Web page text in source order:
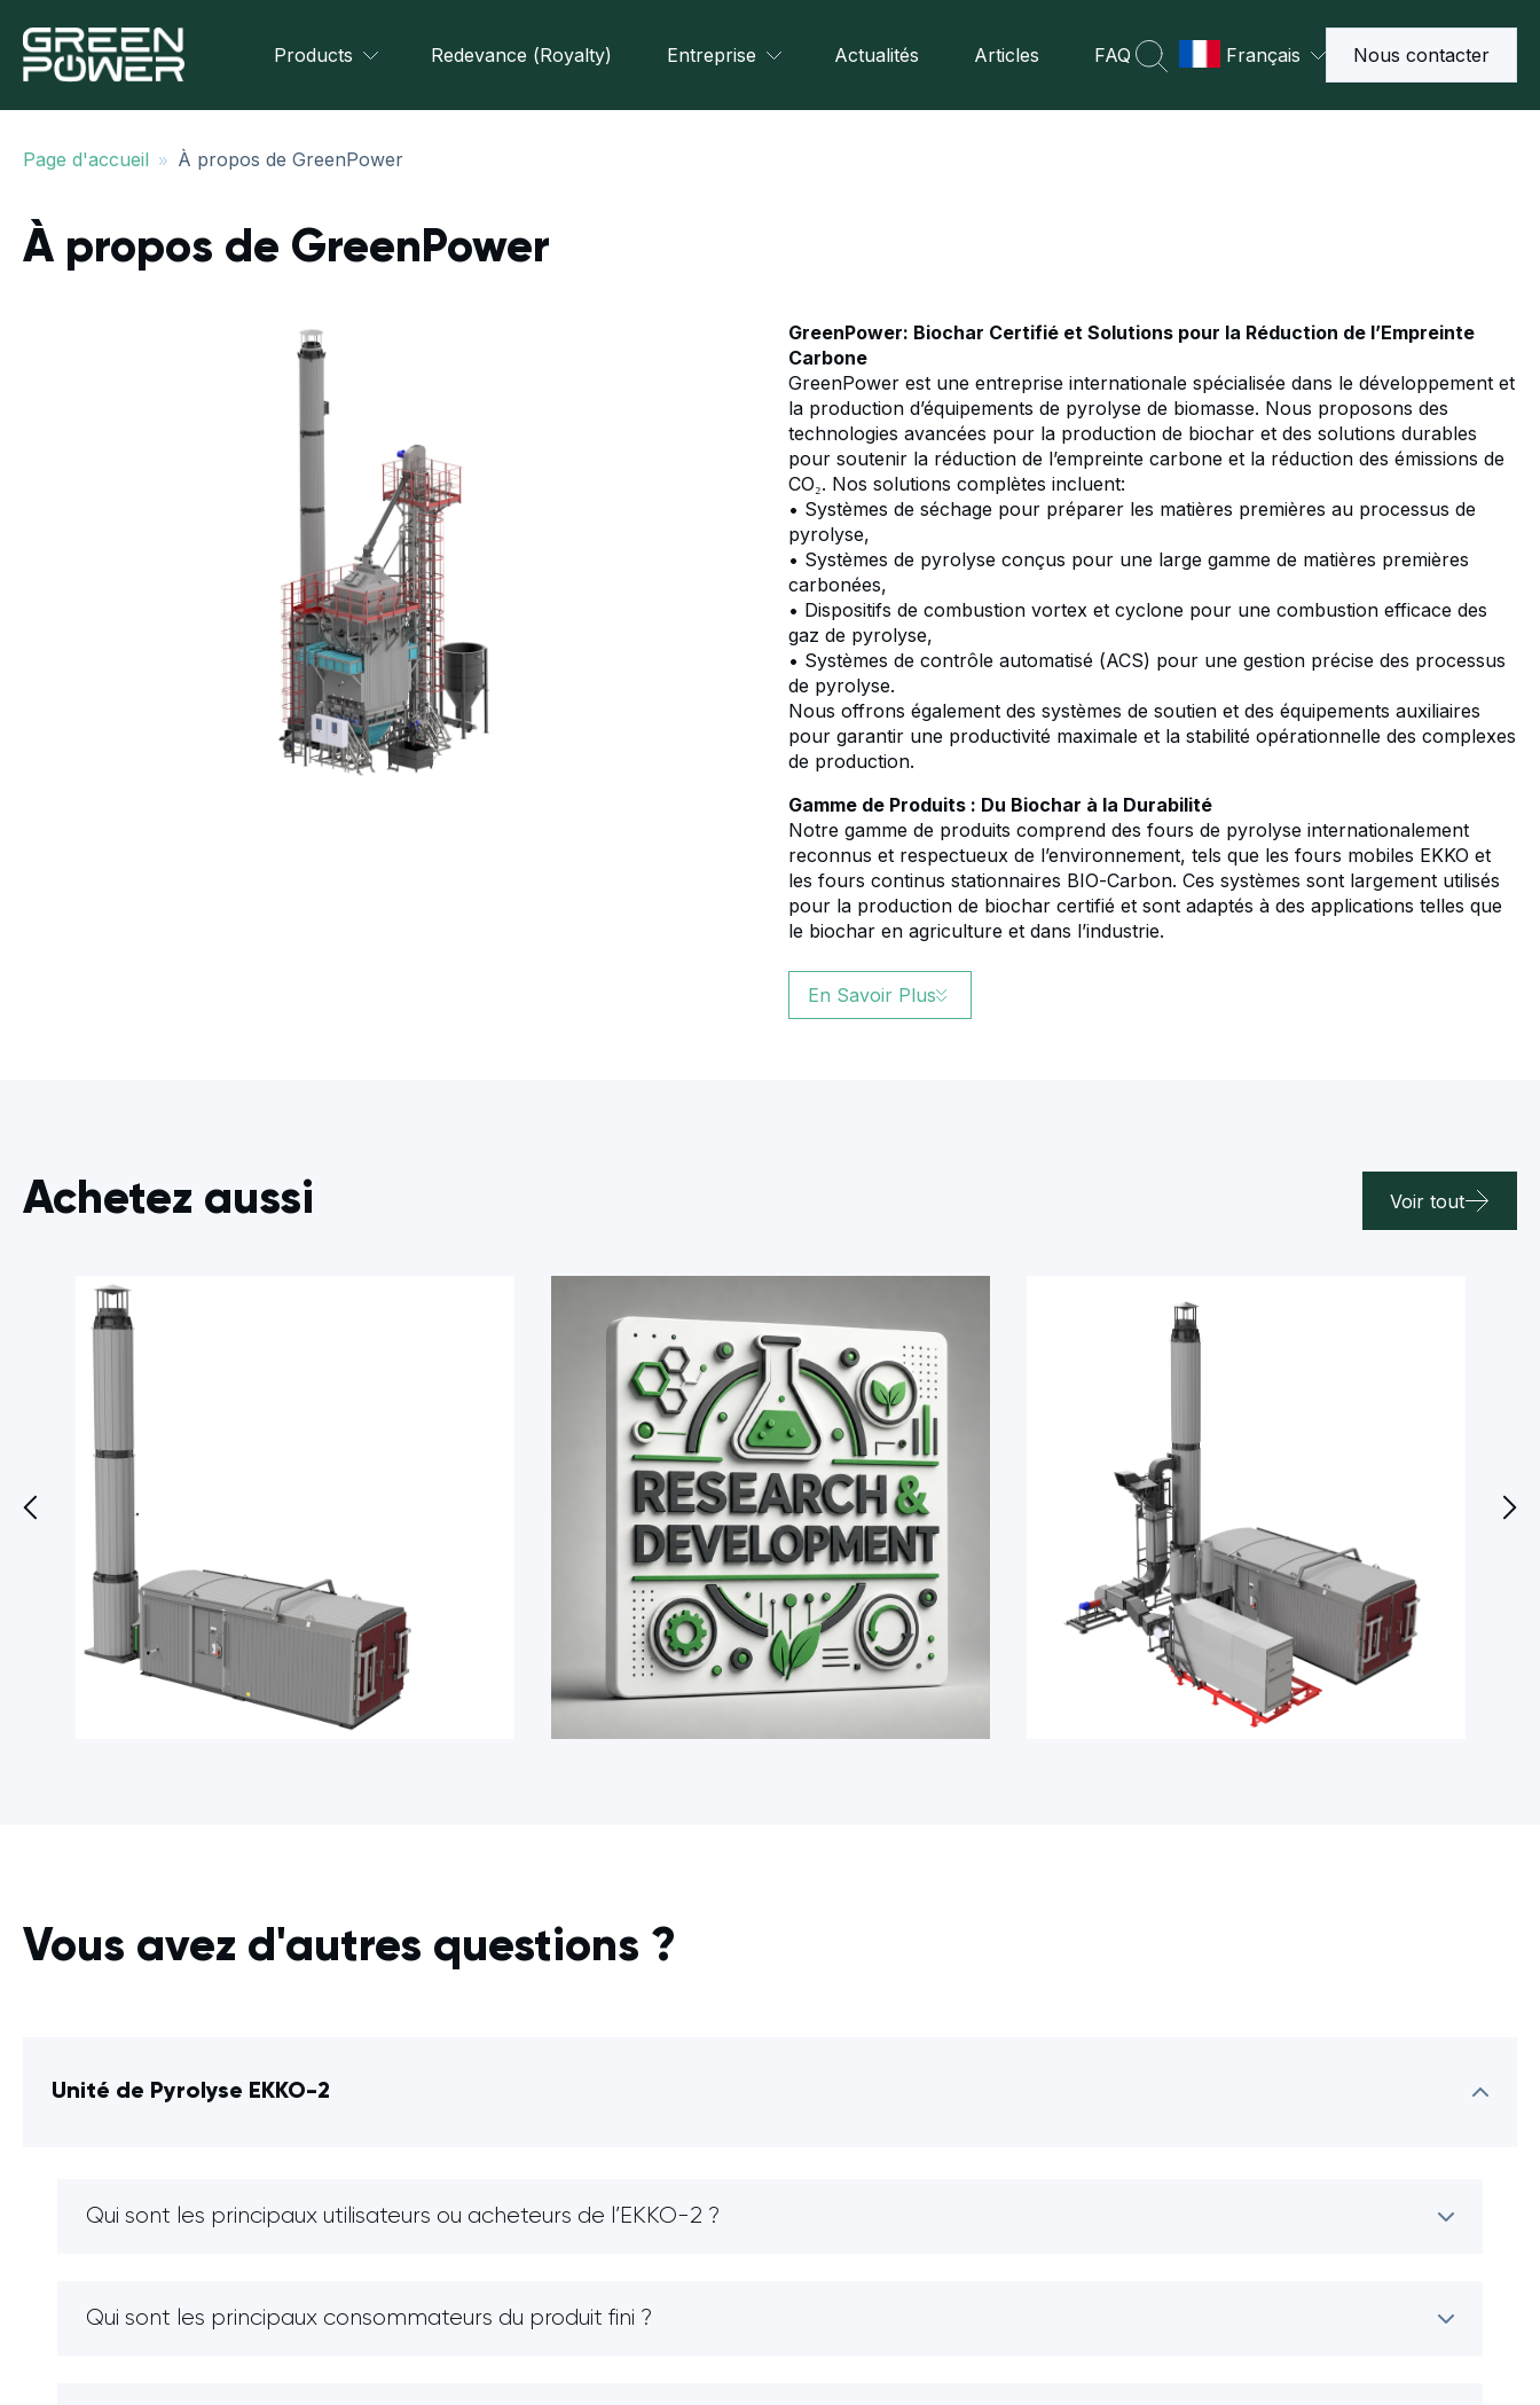
Products Redevance (Royalty) Entreprise Actualités Articles FAQ Français Nous contacter
Page d'accueil » À propos de GreenPower
À propos de GreenPower
GreenPower: Biochar Certifié et Solutions pour la Réduction de l’Empreinte
Carbone
GreenPower est une entreprise internationale spécialisée dans le développement et
la production d’équipements de pyrolyse de biomasse. Nous proposons des
technologies avancées pour la production de biochar et des solutions durables
pour soutenir la réduction de l’empreinte carbone et la réduction des émissions de
CO₂. Nos solutions complètes incluent:
• Systèmes de séchage pour préparer les matières premières au processus de
pyrolyse,
• Systèmes de pyrolyse conçus pour une large gamme de matières premières
carbonées,
• Dispositifs de combustion vortex et cyclone pour une combustion efficace des
gaz de pyrolyse,
• Systèmes de contrôle automatisé (ACS) pour une gestion précise des processus
de pyrolyse.
Nous offrons également des systèmes de soutien et des équipements auxiliaires
pour garantir une productivité maximale et la stabilité opérationnelle des complexes
de production.
Gamme de Produits : Du Biochar à la Durabilité
Notre gamme de produits comprend des fours de pyrolyse internationalement
reconnus et respectueux de l’environnement, tels que les fours mobiles EKKO et
les fours continus stationnaires BIO-Carbon. Ces systèmes sont largement utilisés
pour la production de biochar certifié et sont adaptés à des applications telles que
le biochar en agriculture et dans l’industrie.
En Savoir Plus
Achetez aussi Voir tout
Vous avez d'autres questions ?
Unité de Pyrolyse EKKO-2
Qui sont les principaux utilisateurs ou acheteurs de l’EKKO-2 ?
Qui sont les principaux consommateurs du produit fini ?